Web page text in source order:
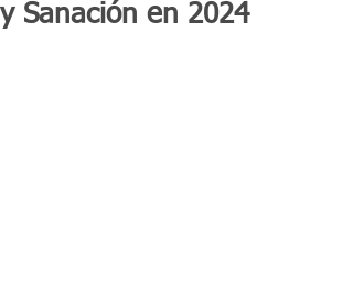
y Sanación en 2024